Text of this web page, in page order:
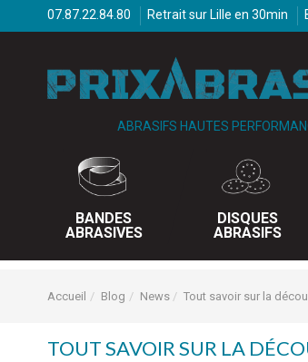
07.87.22.84.80 Retrait sur Lille en 30min
ABRASIFS HAUTES
BANDES
ABRASIVES
DISQUES
ABRASIFS
Accueil Blog News Tout savoir sur la
TOUT SAVOIR SUR LA